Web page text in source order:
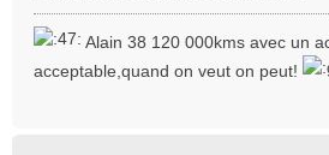
e
s
a
Alain 38 120 000kms avec un
acceptable,quand on veut on peut!